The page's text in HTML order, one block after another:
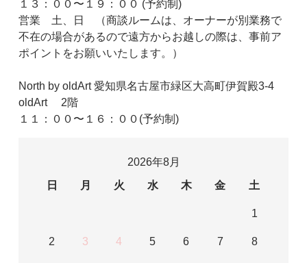
１３：００〜１９：００ (予約制)
営業 土、日 （商談ルームは、オーナーが別業務で
不在の場合があるので遠方からお越しの際は、事前ア
ポイントをお願いいたします。）
North by oldArt 愛知県名古屋市緑区大高町伊賀殿3-4
oldArt 2階
１１：００〜１６：００(予約制)
2026年8月
日
月 火 水 木 金 土
1
2 3 4 5 6 7 8